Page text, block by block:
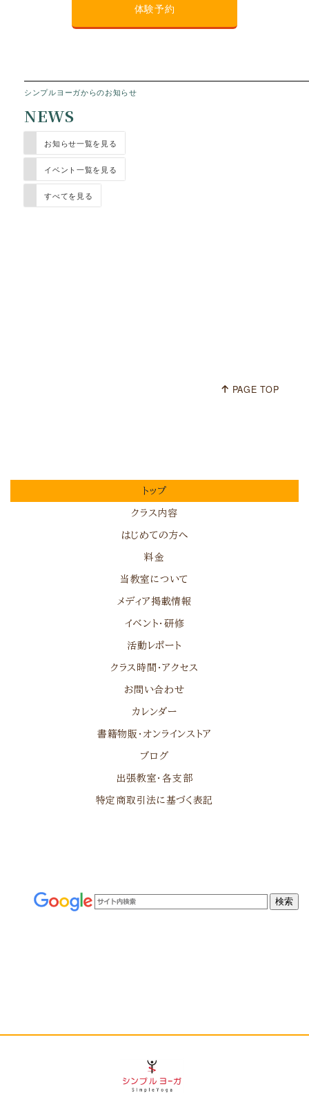
体験予約
シンプルヨーガからのお知らせ
NEWS
お知らせ一覧を見る
イベント一覧を見る
すべてを見る
PAGE TOP
トップ
クラス内容
はじめての方へ
料金
当教室について
メディア掲載情報
イベント・研修
活動レポート
クラス時間・アクセス
お問い合わせ
カレンダー
書籍物販・オンラインストア
ブログ
出張教室・各支部
特定商取引法に基づく表記